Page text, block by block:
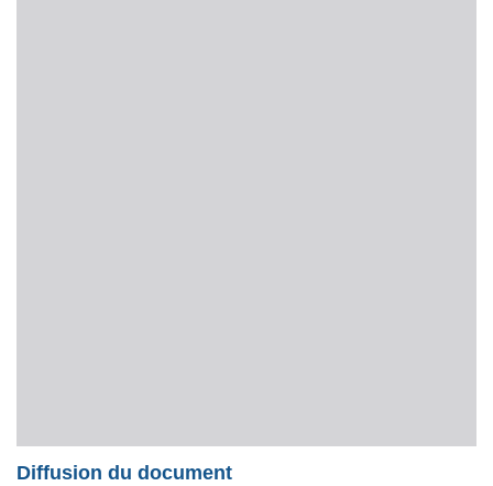
Diffusion du document